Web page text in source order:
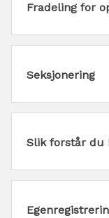
Fradeling for
Seksjonering
Slik forstår du